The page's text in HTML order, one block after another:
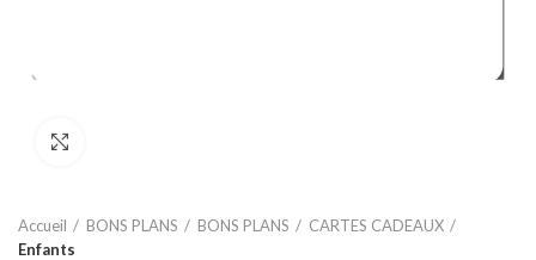
Accueil BONS PLANS BONS PLANS
CARTES CADEAUX
Enfants